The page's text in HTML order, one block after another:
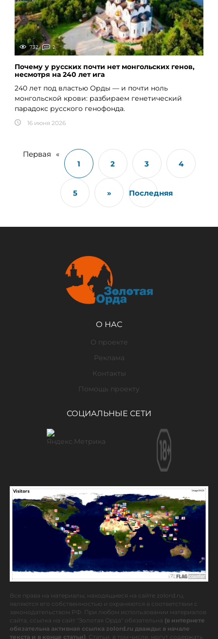
732 2
Почему у русских почти нет монгольских генов,
несмотря на 240 лет ига
240 лет под властью Орды — и почти ноль
монгольской крови: разбираем генетический
парадокс русского генофонда.
16 июня 2026
Первая
«
1
2 3 4
5 » Последняя
О НАС
О проекте
Реклама
Контакты
Помощь проекту
СОЦИАЛЬНЫЕ СЕТИ
Все права на материалы, находящиеся на сайте zolord.ru,
являются его собственностью и охраняются в соответствии с
законодательством РФ. При любом использовании материалов
сайта, ссылка на сайт "Золотая Орда" обязательна (в интернете
обязательна активная ссылка zolord.ru дважды: в начале
текста и в конце статьи). Статьи, в том числе, могут содержать